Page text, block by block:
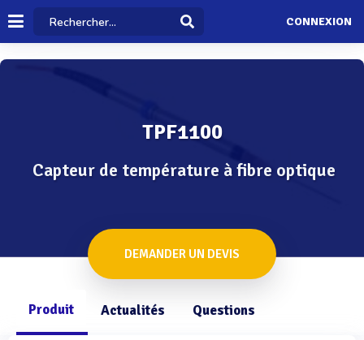
CONNEXION
TPF1100
Capteur de température à fibre optique
DEMANDER UN DEVIS
Produit Actualités Questions